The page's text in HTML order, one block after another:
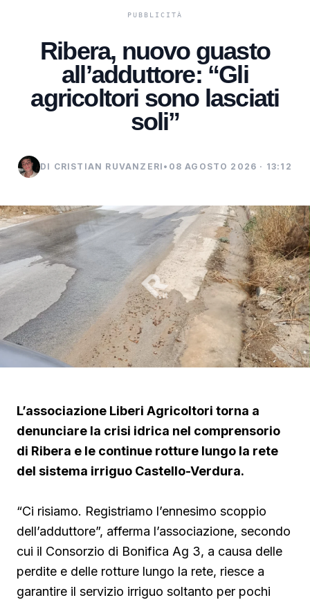
Ribera, nuovo guasto
all’adduttore: “Gli
agricoltori sono lasciati
soli”
DI CRISTIAN RUVANZERI • 08 AGOSTO 2026 · 13:12
L’associazione Liberi Agricoltori torna a
denunciare la crisi idrica nel comprensorio
di Ribera e le continue rotture lungo la rete
del sistema irriguo Castello-Verdura.
“Ci risiamo. Registriamo l’ennesimo scoppio
dell’adduttore”, afferma l’associazione, secondo
cui il Consorzio di Bonifica Ag 3, a causa delle
perdite e delle rotture lungo la rete, riesce a
garantire il servizio irriguo soltanto per pochi